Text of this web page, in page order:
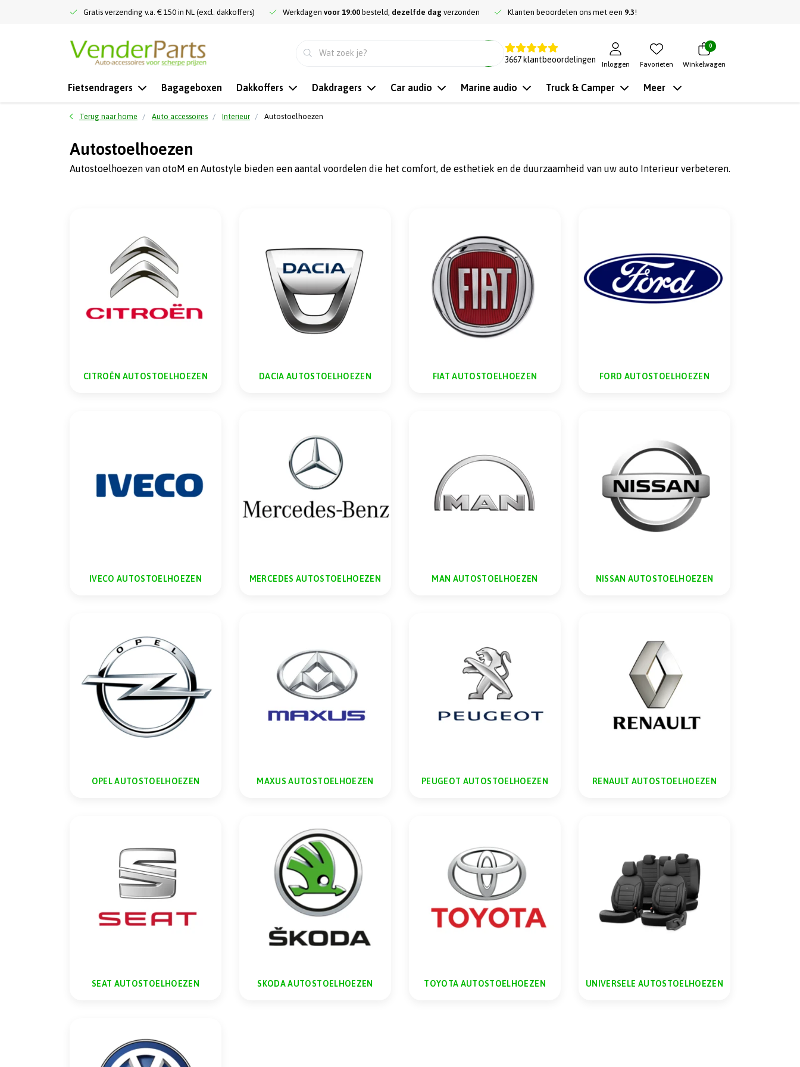
Gratis verzending v.a. € 150 in NL (excl. dakkoffers) Werkdagen voor 19:00 besteld, dezelfde dag verzonden Klanten beoordelen ons met een 9.3!
3667 klantbeoordelingen
Inloggen Favorieten
0
Winkelwagen
Fietsendragers Bagageboxen Dakkoffers Dakdragers Car audio Marine audio Truck & Camper Meer
Terug naar home Auto accessoires Interieur Autostoelhoezen
Autostoelhoezen
Autostoelhoezen van otoM en Autostyle bieden een aantal voordelen die het comfort, de esthetiek en de duurzaamheid van uw auto Interieur verbeteren.
CITROËN AUTOSTOELHOEZEN DACIA AUTOSTOELHOEZEN FIAT AUTOSTOELHOEZEN FORD AUTOSTOELHOEZEN
IVECO AUTOSTOELHOEZEN MERCEDES AUTOSTOELHOEZEN MAN AUTOSTOELHOEZEN NISSAN AUTOSTOELHOEZEN
OPEL AUTOSTOELHOEZEN MAXUS AUTOSTOELHOEZEN PEUGEOT AUTOSTOELHOEZEN RENAULT AUTOSTOELHOEZEN
SEAT AUTOSTOELHOEZEN SKODA AUTOSTOELHOEZEN TOYOTA AUTOSTOELHOEZEN UNIVERSELE AUTOSTOELHOEZEN